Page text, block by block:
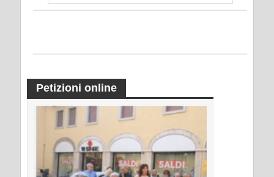
Petizioni online